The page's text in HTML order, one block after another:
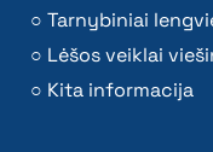
Tarnybiniai
Lėšos veiklai
Kita informacija